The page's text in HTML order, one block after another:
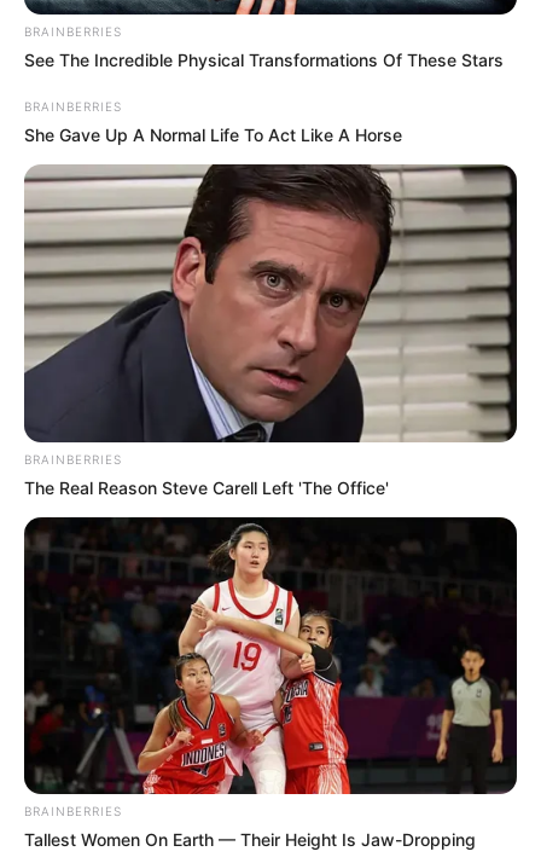
BRAINBERRIES
See The Incredible Physical Transformations Of These Stars
BRAINBERRIES
She Gave Up A Normal Life To Act Like A Horse
BRAINBERRIES
The Real Reason Steve Carell Left 'The Office'
BRAINBERRIES
Tallest Women On Earth — Their Height Is Jaw-Dropping